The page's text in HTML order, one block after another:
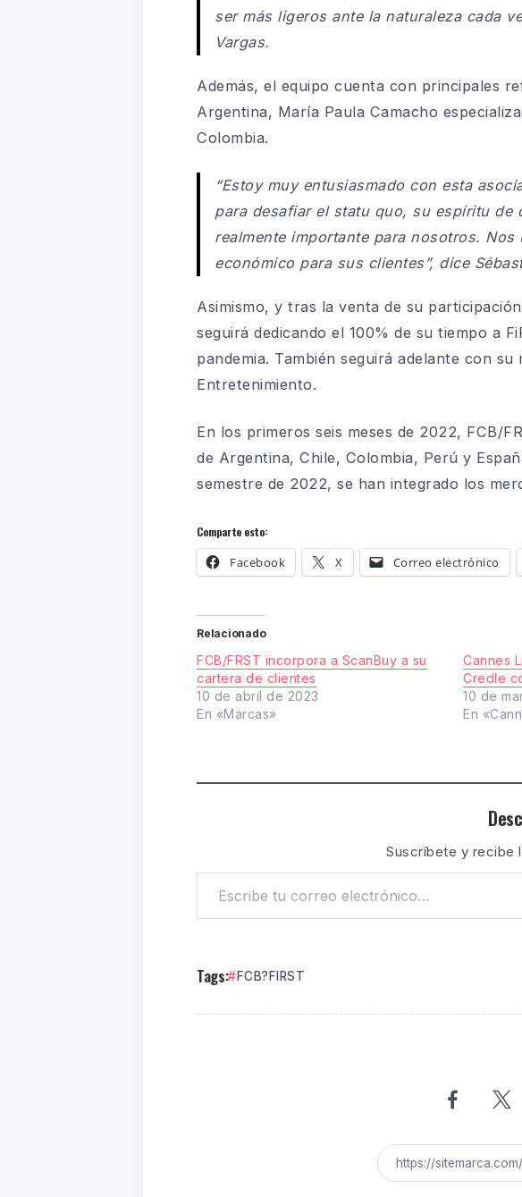
ser más ligeros ante la naturaleza cada
Vargas.
Además, el equipo cuenta con principales
Argentina, María Paula Camacho
Colombia.
“Estoy muy entusiasmado con esta
para desafiar el statu quo, su espíritu
realmente importante para nosotros.
económico para sus clientes”, dice
Asimismo, y tras la venta de su
seguirá dedicando el 100% de su tiempo a
pandemia. También seguirá adelante con
Entretenimiento.
En los primeros seis meses de 2022, FCB/
de Argentina, Chile, Colombia, Perú y
semestre de 2022, se han integrado los
Comparte esto:
Facebook X Correo electrónico
Relacionado
FCB/FRST incorpora a ScanBuy a su
cartera de clientes
10 de abril de 2023
En «Marcas»
Cannes
Credle
10 de
En
Suscríbete y recibe
Tags: FCB?FIRST